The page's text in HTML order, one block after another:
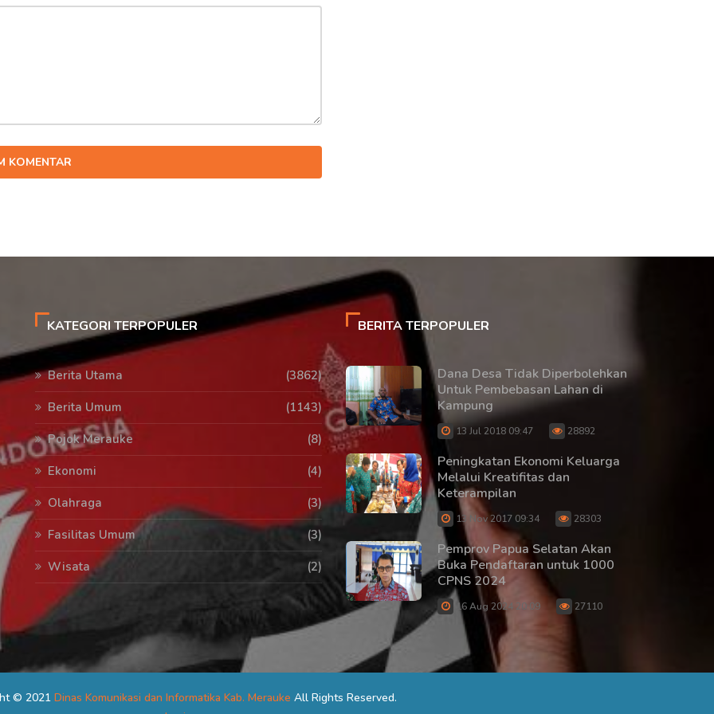
KOMENTAR
KATEGORI TERPOPULER
Berita Utama
(3862)
Berita Umum
(1143)
Pojok Merauke
(8)
Ekonomi
(4)
Olahraga
(3)
Fasilitas Umum
(3)
Wisata
(2)
BERITA TERPOPULER
Dana Desa Tidak Diperbolehkan
Untuk Pembebasan Lahan di
Kampung
13 Jul 2018 09:47 28892
Peningkatan Ekonomi Keluarga
Melalui Kreatifitas dan
Keterampilan
13 Nov 2017 09:34 28303
Pemprov Papua Selatan Akan
Buka Pendaftaran untuk 1000
CPNS 2024
16 Aug 2024 20:09 27110
© 2021 Dinas Komunikasi dan Informatika Kab. Merauke All Rights Reserved.